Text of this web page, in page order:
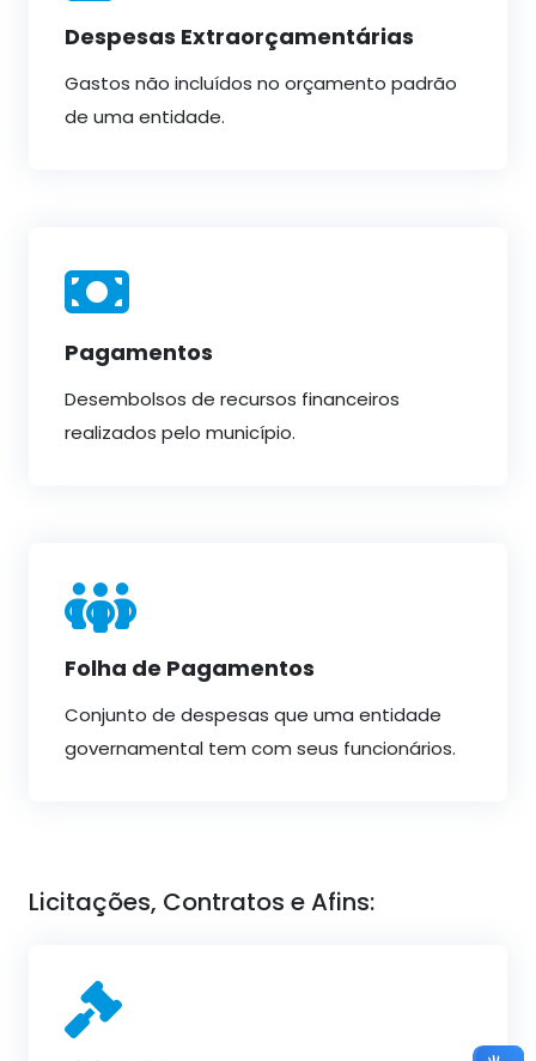
Despesas Extraorçamentárias
Gastos não incluídos no orçamento padrão
de uma entidade.
Pagamentos
Desembolsos de recursos financeiros
realizados pelo município.
Folha de Pagamentos
Conjunto de despesas que uma entidade
governamental tem com seus funcionários.
Licitações, Contratos e Afins: